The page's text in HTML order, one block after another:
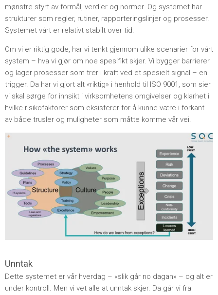
mønstre styrt av formål, verdier og normer. Og systemet har
strukturer som regler, rutiner, rapporteringslinjer og prosesser.
Systemet vårt er relativt stabilt over tid.
Om vi er riktig gode, har vi tenkt gjennom ulike scenarier for vårt
system – hva vi gjør om noe spesifikt skjer. Vi bygger barrierer
og lager prosesser som trer i kraft ved et spesielt signal – en
trigger. Da har vi gjort alt «riktig» i henhold til ISO 9001, som sier
vi skal sørge for innsikt i virksomhetens omgivelser og klarhet i
hvilke risikofaktorer som eksisterer for å kunne være i forkant
av både trusler og muligheter som måtte komme vår vei.
Unntak
Dette systemet er vår hverdag – «slik går no dagan» – og alt er
under kontroll. Men vi vet alle at unntak skjer. Da går vi fra